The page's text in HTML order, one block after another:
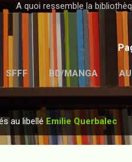
A quoi ressemble la
SFFF BD/MANGA
au libellé Emilie Querbalec